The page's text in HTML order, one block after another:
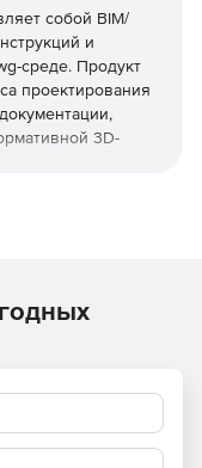
собой BIM/
и
среде. Продукт
проектирования
3D-
перекрытие,
пластина,
обеспечивает